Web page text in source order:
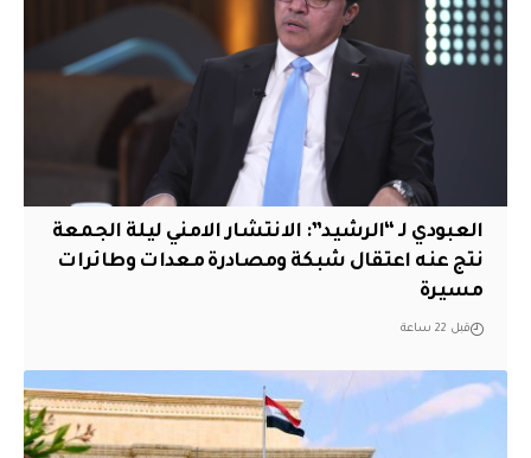
العبودي لـ “الرشيد”: الانتشار الامني ليلة الجمعة
نتج عنه اعتقال شبكة ومصادرة معدات وطائرات
مسيرة
قبل 22 ساعة